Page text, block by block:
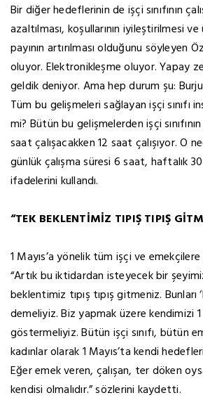
Bir diğer hedeflerinin de işçi sınıfının
azaltılması, koşullarının iyileştirilmesi
payının artırılması olduğunu söyleyen
oluyor. Elektronikleşme oluyor. Yapay
geldik deniyor. Ama hep durum şu:
Tüm bu gelişmeleri sağlayan işçi sınıfı
mi? Bütün bu gelişmelerden işçi
saat çalışacakken 12 saat çalışıyor. O
günlük çalışma süresi 6 saat, haftalık 30
ifadelerini kullandı.
“TEK BEKLENTİMİZ TIPIŞ TIPIŞ
1 Mayıs’a yönelik tüm işçi ve
“Artık bu iktidardan isteyecek bir
beklentimiz tıpış tıpış gitmeniz. Bunları
demeliyiz. Biz yapmak üzere kendimizi 1
göstermeliyiz. Bütün işçi sınıfı, bütün
kadınlar olarak 1 Mayıs’ta kendi
Eğer emek veren, çalışan, ter döken
kendisi olmalıdır.” sözlerini kaydetti.